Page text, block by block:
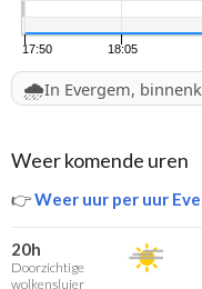
17:50 18:05
🌧️In Evergem,
Weer komende uren
👉Weer uur per uur
20h
Doorzichtige
wolkensluier